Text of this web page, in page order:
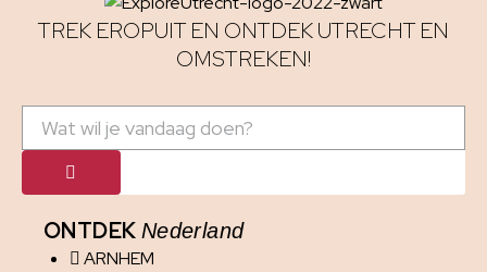
TREK EROPUIT EN ONTDEK UTRECHT EN
OMSTREKEN!
ONTDEK Nederland
ARNHEM